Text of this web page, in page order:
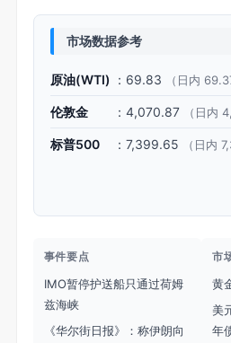
市场数据参考
原油(WTI) ：69.83 （日内
伦敦金 ：4,070.87 （日内
标普500 ：7,399.65 （日内
事件要点
IMO暂停护送船只通过荷姆
兹海峡
《华尔街日报》：称伊朗向
市
黄
美
年